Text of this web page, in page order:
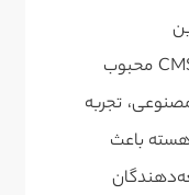
به‌روزرسانی‌های سال‌های اخیر این CMS محبوب
تجربه
هسته باعث